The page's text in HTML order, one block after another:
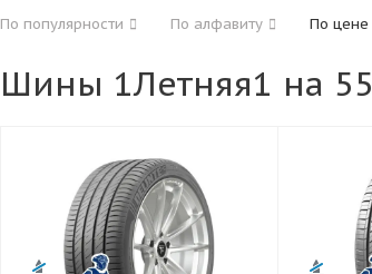
30 35 40 45 45 50
По популярности По алфавиту По цене
Шины 1Летняя1 на 55